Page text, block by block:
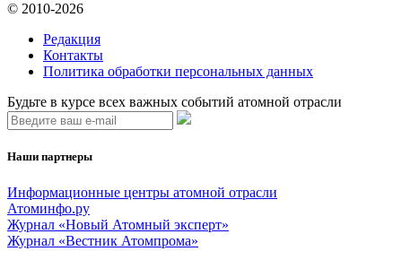
© 2010-2026
Редакция
Контакты
Политика обработки персональных данных
Будьте в курсе всех важных событий атомной отрасли
Наши партнеры
Информационные центры атомной отрасли
Атоминфо.ру
Журнал «Новый Атомный эксперт»
Журнал «Вестник Атомпрома»